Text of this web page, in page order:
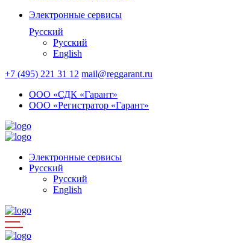
Электронные сервисы
Русский
Русский
English
+7 (495) 221 31 12 mail@reggarant.ru
ООО «СДК «Гарант»
ООО «Регистратор «Гарант»
Электронные сервисы
Русский
Русский
English